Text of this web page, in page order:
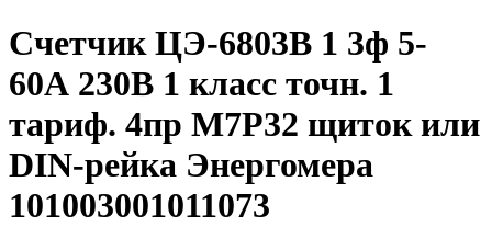
Счетчик ЦЭ-6803В 1 3ф 5-
60А 230В 1 класс точн. 1
тариф. 4пр М7Р32 щиток или
DIN-рейка Энергомера
101003001011073